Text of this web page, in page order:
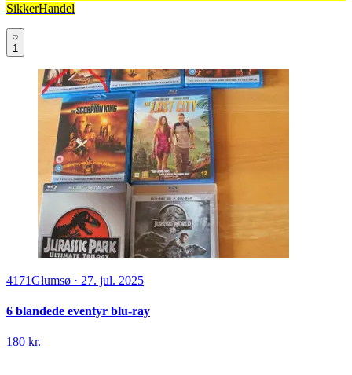
SikkerHandel
1
4171Glumsø · 27. jul. 2025
6 blandede eventyr blu-ray
180 kr.